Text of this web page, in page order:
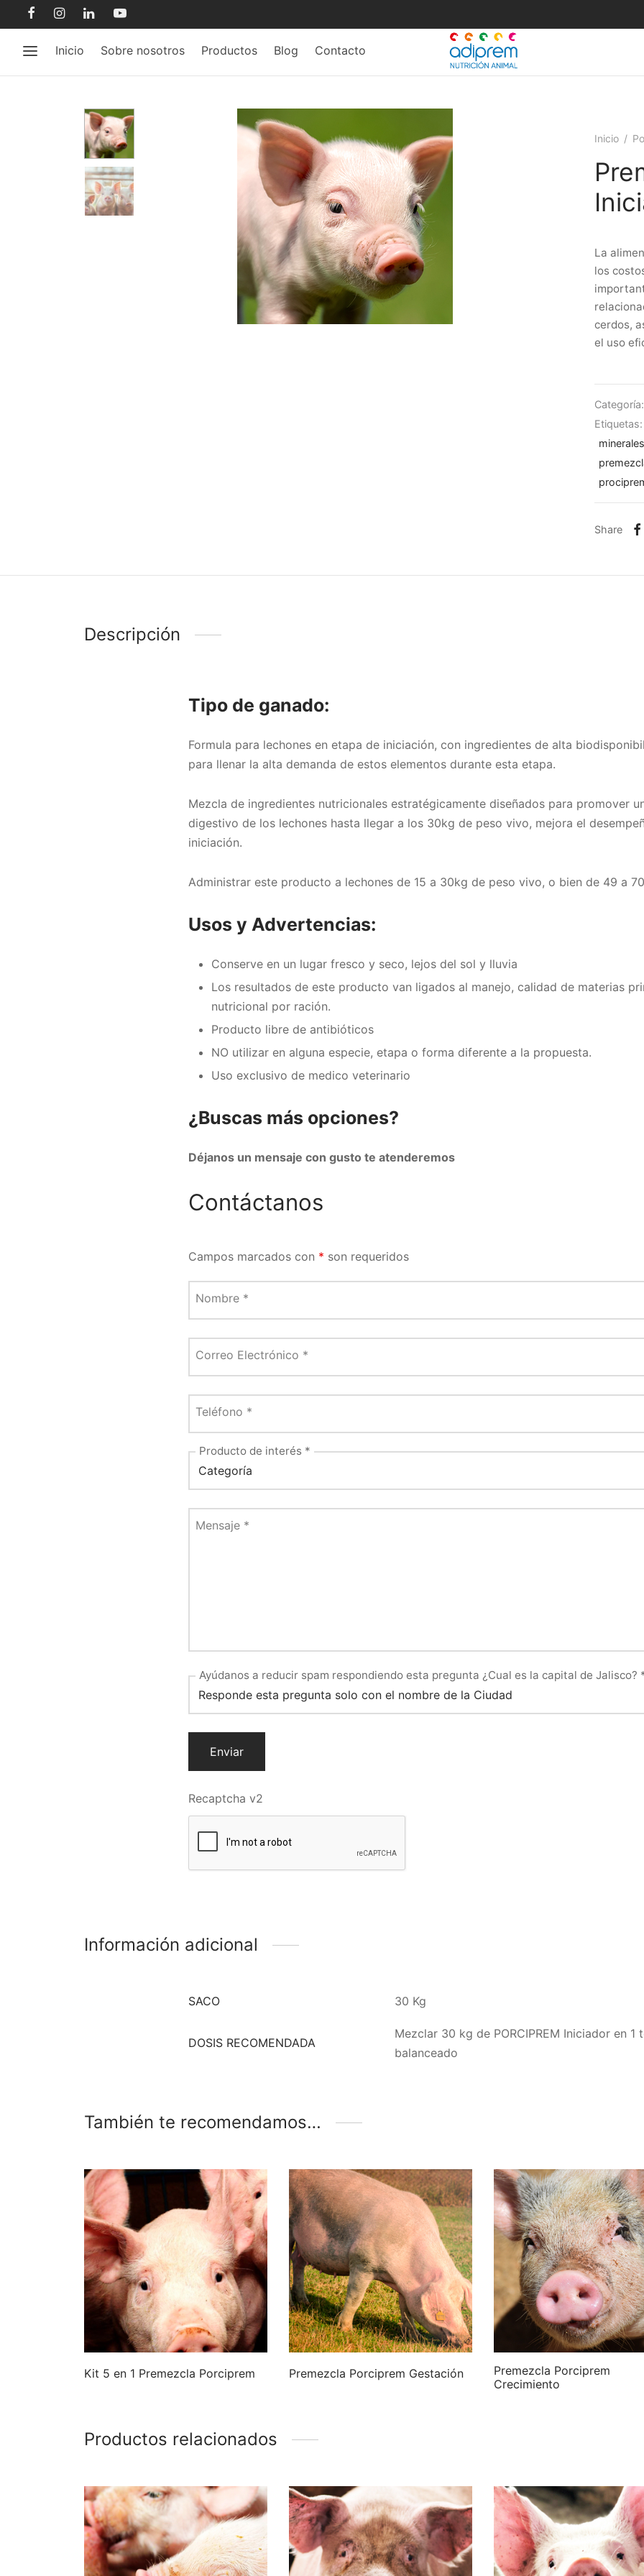
Inicio Sobre nosotros Productos Blog Contacto
Inicio /
La
los
cerdos,
el uso
Share
Descripción
Tipo de ganado:
Formula para lechones en etapa de iniciación, con ingredientes de alta
para llenar la alta demanda de estos elementos durante esta etapa.
Mezcla de ingredientes nutricionales estratégicamente diseñados para promover
digestivo de los lechones hasta llegar a los 30kg de peso vivo, mejora el
iniciación.
Administrar este producto a lechones de 15 a 30kg de peso vivo, o bien de 49 a
Usos y Advertencias:
Conserve en un lugar fresco y seco, lejos del sol y lluvia
Los resultados de este producto van ligados al manejo, calidad de materias
nutricional por ración.
Producto libre de antibióticos
NO utilizar en alguna especie, etapa o forma diferente a la propuesta.
Uso exclusivo de medico veterinario
¿Buscas más opciones?
Déjanos un mensaje con gusto te atenderemos
Contáctanos
Campos marcados con * son requeridos
Nombre *
Correo Electrónico *
Teléfono *
Producto de interés *
Mensaje *
Ayúdanos a reducir spam respondiendo esta pregunta ¿Cual es la capital de Jalisco?
Recaptcha v2
Información adicional
SACO 30 Kg
DOSIS RECOMENDADA
Mezclar 30 kg de PORCIPREM Iniciador en 1
balanceado
También te recomendamos…
Kit 5 en 1 Premezcla Porciprem Premezcla Porciprem Gestación
Premezcla Porciprem
Crecimiento
Productos relacionados